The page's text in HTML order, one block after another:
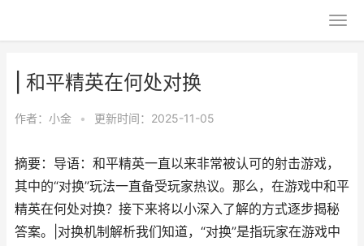
| 和平精英在何处对换
作者： 小金 • 更新时间：2025-11-05
摘要：导语：和平精英一直以来非常被认可的射击游戏，
其中的“对换”玩法一直备受玩家热议。那么，在游戏中和平
精英在何处对换？接下来将以小深入了解的方式逐步揭秘
答案。|对换机制解析我们知道，“对换”是指玩家在游戏中